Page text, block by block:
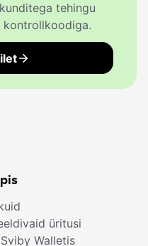
tehingu
kontrollkoodiga.
üritusi
Walletis